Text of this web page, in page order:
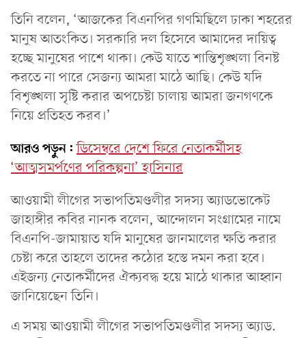
তিনি বলেন, ‘আজকের বিএনপির গণমিছিলে ঢাকা শহরের
মানুষ আতংকিত। সরকারি দল হিসেবে আমাদের দায়িত্ব
হচ্ছে মানুষের পাশে থাকা। কেউ যাতে শান্তিশৃঙ্খলা বিনষ্ট
করতে না পারে সেজন্য আমরা মাঠে আছি। কেউ যদি
বিশৃঙ্খলা সৃষ্টি করার অপচেষ্টা চালায় আমরা জনগণকে
নিয়ে প্রতিহত করব।’
আরও পড়ুন: ডিসেম্বরে দেশে ফিরে নেতাকর্মীসহ
‘আত্মসমর্পণের পরিকল্পনা’ হাসিনার
আওয়ামী লীগের সভাপতিমণ্ডলীর সদস্য অ্যাডভোকেট
জাহাঙ্গীর কবির নানক বলেন, আন্দোলন সংগ্রামের নামে
বিএনপি-জামায়াত যদি মানুষের জানমালের ক্ষতি করার
চেষ্টা করে তাহলে তাদের কঠোর হস্তে দমন করা হবে।
এইজন্য নেতাকর্মীদের ঐক্যবদ্ধ হয়ে মাঠে থাকার আহ্বান
জানিয়েছেন তিনি।
এ সময় আওয়ামী লীগের সভাপতিমণ্ডলীর সদস্য অ্যাড.